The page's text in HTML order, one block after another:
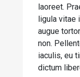
laoreet.
ligula vitae
augue
non.
iaculis, eu
dictum